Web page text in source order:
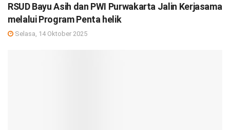
RSUD Bayu Asih dan PWI Purwakarta Jalin Kerjasama
melalui Program Penta helik
Selasa, 14 Oktober 2025